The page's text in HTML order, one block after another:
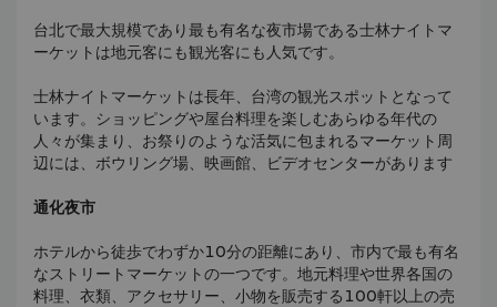
台北で最大規模であり最も有名な夜市場である士林ナイトマ
ーケットは地元客にも観光客にも人気です。
士林ナイトマーケットは長年、台湾の観光スポットとなって
います。ショッピングや屋台料理を楽しむあらゆる年代の
人々が集まり、お祭りのような活気に包まれるマーケット周
辺には、ボウリング場、映画館、ビデオセンターがあります
通化夜市
ホテルから徒歩でわずか10分の距離にあり、市内で最も有名
なストリートマーケットの一つです。地元料理や世界各国の
料理、衣類、アクセサリー、小物を販売する100軒以上の売